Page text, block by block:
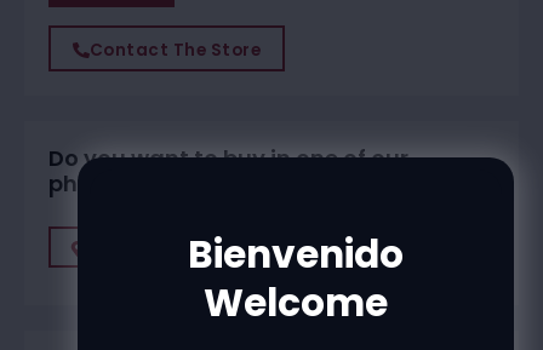
Contact The Store
Do you want to buy in one of our
physical stores?
Find A StoreBienvenido
Welcome